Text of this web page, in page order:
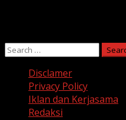
Search
Disclamer
Privacy Policy
Iklan dan Kerjasama
Redaksi